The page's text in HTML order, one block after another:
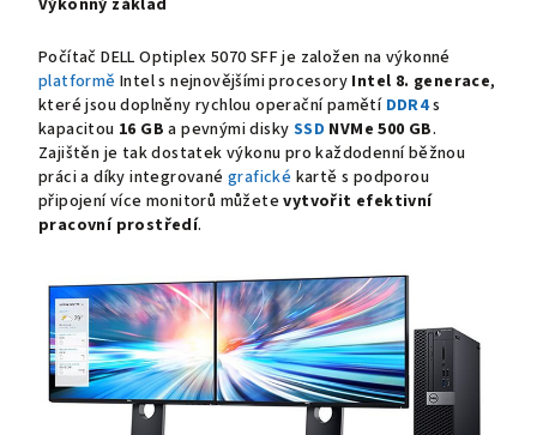
Výkonný základ
Počítač DELL Optiplex 5070 SFF je založen na výkonné
platformě Intel s nejnovějšími procesory Intel 8. generace,
které jsou doplněny rychlou operační pamětí DDR4s
kapacitou 16 GB apevnými disky SSD NVMe 500 GB.
Zajištěn je tak dostatek výkonu pro každodenní běžnou
práci a díky integrované grafické kartě s podporou
připojení více monitorů můžetevytvořit efektivní
pracovní prostředí.